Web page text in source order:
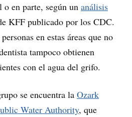
en parte, según un análisis
KFF publicado por los CDC.
en estas áreas que no
tampoco obtienen
con el agua del grifo.
se encuentra la Ozark
Water Authority, que